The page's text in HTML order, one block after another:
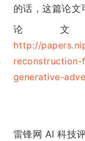
的话，这篇论文
论
http://
generative-
雷锋网 AI 科技